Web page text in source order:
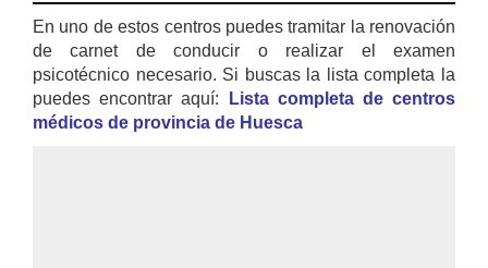
En uno de estos centros puedes tramitar la renovación
de carnet de conducir o realizar el examen
psicotécnico necesario. Si buscas la lista completa la
puedes encontrar aquí:
Lista completa de centros
médicos de provincia de Huesca